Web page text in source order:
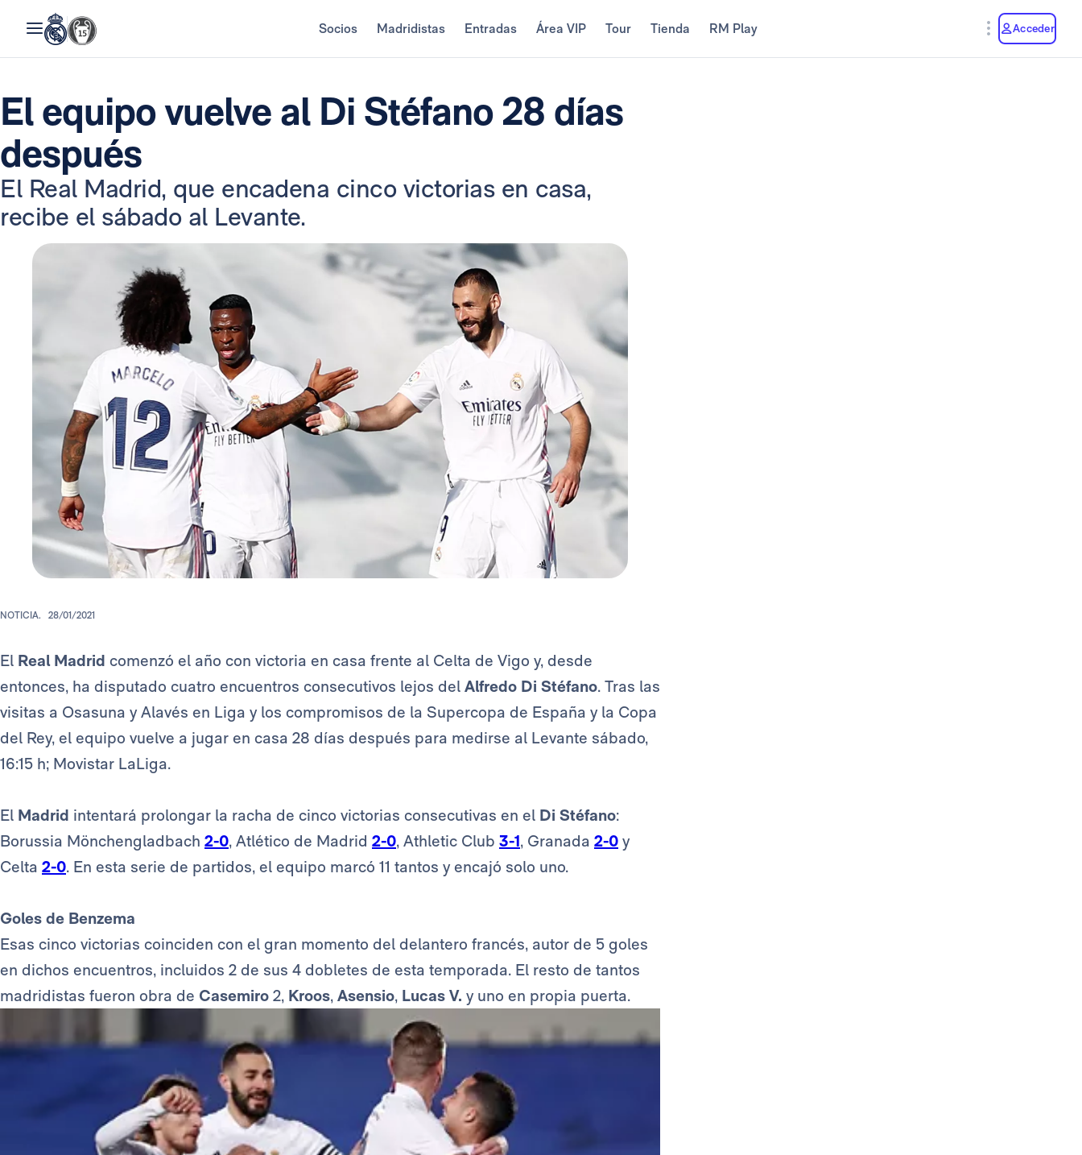
Socios Madridistas Entradas Área VIP Tour Tienda RM Play Acceder
El equipo vuelve al Di Stéfano 28 días
después
El Real Madrid, que encadena cinco victorias en casa,
recibe el sábado al Levante.
NOTICIA. 28/01/2021
El Real Madrid comenzó el año con victoria en casa frente al Celta de Vigo y, desde
entonces, ha disputado cuatro encuentros consecutivos lejos del Alfredo Di Stéfano. Tras las
visitas a Osasuna y Alavés en Liga y los compromisos de la Supercopa de España y la Copa
del Rey, el equipo vuelve a jugar en casa 28 días después para medirse al Levante sábado,
16:15 h; Movistar LaLiga.
El Madrid intentará prolongar la racha de cinco victorias consecutivas en el Di Stéfano:
Borussia Mönchengladbach 2-0, Atlético de Madrid 2-0, Athletic Club 3-1, Granada 2-0 y
Celta 2-0. En esta serie de partidos, el equipo marcó 11 tantos y encajó solo uno.
Goles de Benzema
Esas cinco victorias coinciden con el gran momento del delantero francés, autor de 5 goles
en dichos encuentros, incluidos 2 de sus 4 dobletes de esta temporada. El resto de tantos
madridistas fueron obra de Casemiro 2, Kroos, Asensio, Lucas V. y uno en propia puerta.